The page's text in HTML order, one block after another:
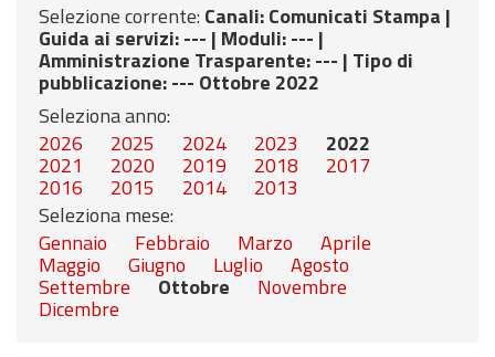
Selezione corrente: Canali: Comunicati Stampa |
Guida ai servizi: --- | Moduli: --- |
Amministrazione Trasparente: --- | Tipo di
pubblicazione: --- Ottobre 2022
Seleziona anno:
2026
2025 2024 2023 2022
2021 2020 2019 2018 2017
2016 2015 2014
2013
Seleziona mese:
Gennaio
Febbraio Marzo Aprile
Maggio Giugno Luglio Agosto
Settembre Ottobre Novembre
Dicembre